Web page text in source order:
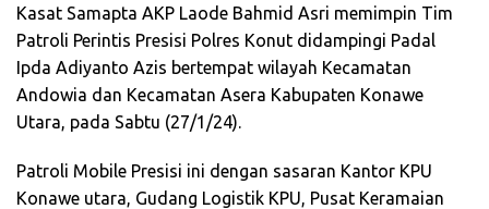
Kasat Samapta AKP Laode Bahmid Asri memimpin Tim
Patroli Perintis Presisi Polres Konut didampingi Padal
Ipda Adiyanto Azis bertempat wilayah Kecamatan
Andowia dan Kecamatan Asera Kabupaten Konawe
Utara, pada Sabtu (27/1/24).
Patroli Mobile Presisi ini dengan sasaran Kantor KPU
Konawe utara, Gudang Logistik KPU, Pusat Keramaian